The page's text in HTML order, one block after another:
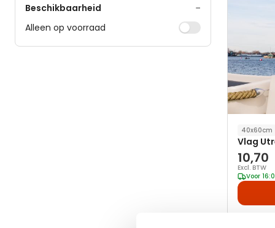
40x60cm
Vlag
10,70
Excl. BTW
Voor
Beschikbaarheid −
Alleen op voorraad